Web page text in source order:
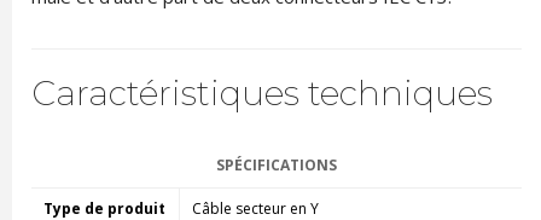
Caractéristiques techniques
SPÉCIFICATIONS
Type de produit Câble secteur en Y